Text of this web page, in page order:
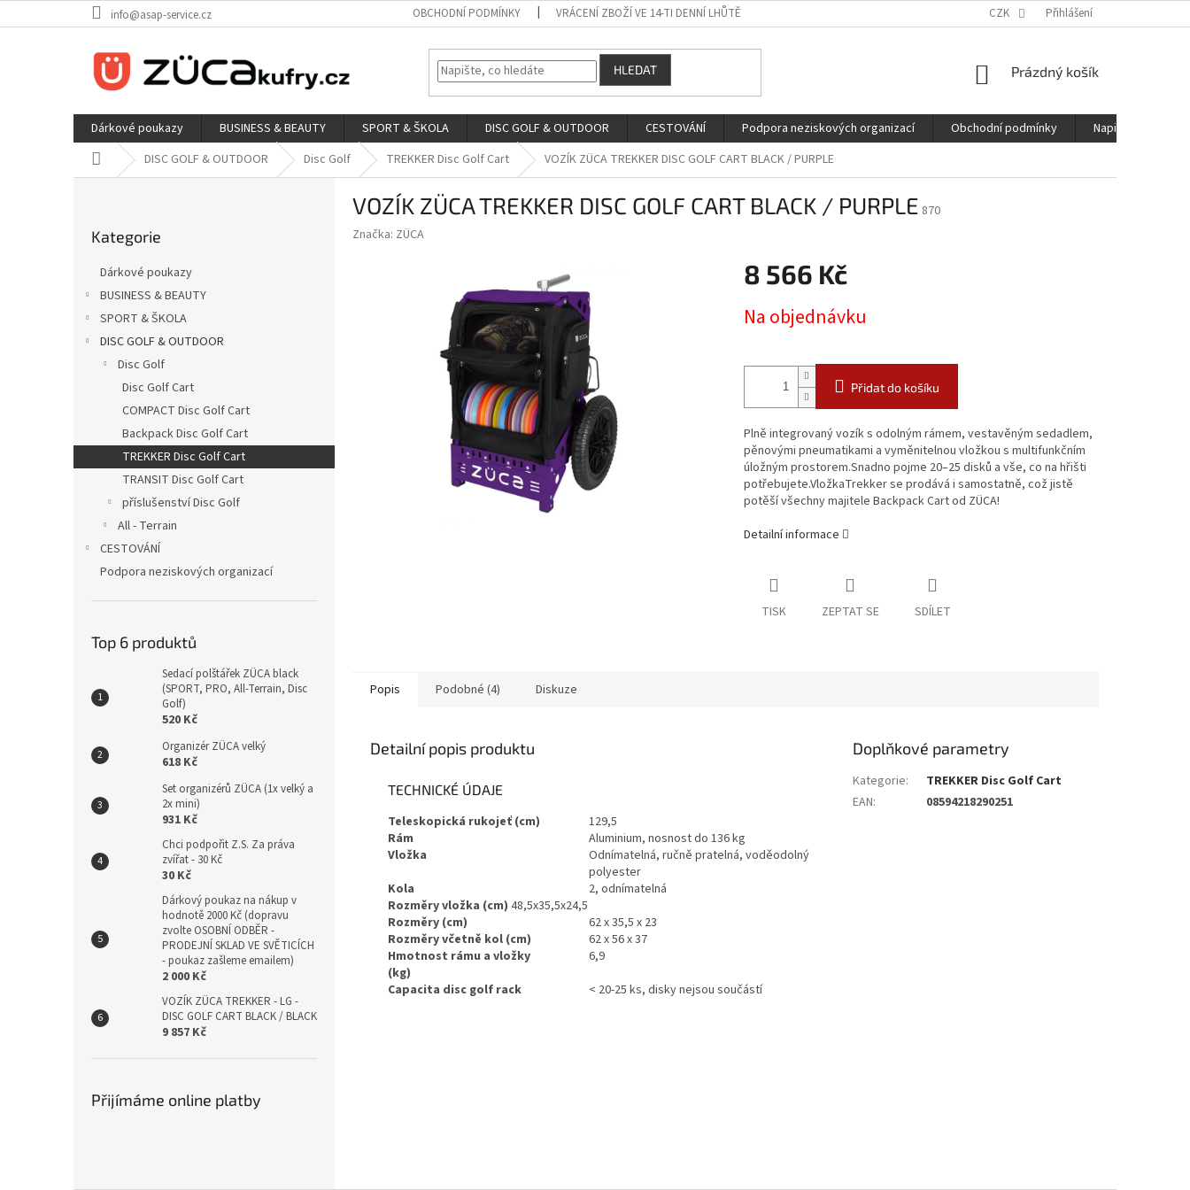
na
info@asap-service.cz OBCHODNÍ PODMÍNKY VRÁCENÍ ZBOŽÍ VE 14-TI DENNÍ LHŮTĚ CZK Přihlášení
HLEDAT
NÁKUPNÍ
Prázdný košík
Dárkové poukazy BUSINESS & BEAUTY SPORT & ŠKOLA DISC GOLF & OUTDOOR CESTOVÁNÍ Podpora neziskových organizací Obchodní podmínky
Napište nám
Domů DISC GOLF & OUTDOOR Disc Golf TREKKER Disc Golf Cart VOZÍK ZÜCA TREKKER DISC GOLF CART BLACK / PURPLE
l
kategorie
Kategorie
Dárkové poukazy
BUSINESS & BEAUTY
SPORT & ŠKOLA
DISC GOLF & OUTDOOR
Disc Golf
Disc Golf Cart
COMPACT Disc Golf Cart
Backpack Disc Golf Cart
TREKKER Disc Golf Cart
TRANSIT Disc Golf Cart
příslušenství Disc Golf
All - Terrain
CESTOVÁNÍ
Podpora neziskových organizací
Top 6 produktů
Sedací polštářek ZÜCA black
(SPORT, PRO, All-Terrain, Disc
Golf)
520 Kč
Organizér ZÜCA velký
618 Kč
Set organizérů ZÜCA (1x velký a
2x mini)
931 Kč
Chci podpořit Z.S. Za práva
zvířat - 30 Kč
30 Kč
Dárkový poukaz na nákup v
hodnotě 2000 Kč (dopravu
zvolte OSOBNÍ ODBĚR -
PRODEJNÍ SKLAD VE SVĚTICÍCH
- poukaz zašleme emailem)
2 000 Kč
VOZÍK ZÜCA TREKKER - LG -
DISC GOLF CART BLACK / BLACK
9 857 Kč
Přijímáme online platby
VOZÍK ZÜCA TREKKER DISC GOLF CART BLACK / PURPLE 870
Značka: ZÜCA
8 566 Kč
cena:
Na objednávku
Přidat do košíku
Plně integrovaný vozík s odolným rámem, vestavěným sedadlem,
pěnovými pneumatikami a vyměnitelnou vložkou s multifunkčním
úložným prostorem.Snadno pojme 20–25 disků a vše, co na hřišti
potřebujete.VložkaTrekker se prodává i samostatně, což jistě
potěší všechny majitele Backpack Cart od ZÜCA!
Detailní informace
TISK ZEPTAT SE SDÍLET
Popis Podobné (4) Diskuze
Detailní popis produktu
TECHNICKÉ ÚDAJE
Teleskopická rukojeť (cm)
129,5
Rám
Aluminium, nosnost do 136 kg
Vložka
Odnímatelná, ručně pratelná, voděodolný
polyester
Kola
2, odnímatelná
Rozměry vložka (cm) 48,5x35,5x24,5
Rozměry (cm)
62 x 35,5 x 23
Rozměry včetně kol (cm)
62 x 56 x 37
Hmotnost rámu a vložky
(kg)
6,9
Capacita disc golf rack
< 20-25 ks, disky nejsou součástí
Doplňkové parametry
Kategorie:
TREKKER Disc Golf Cart
EAN: 08594218290251